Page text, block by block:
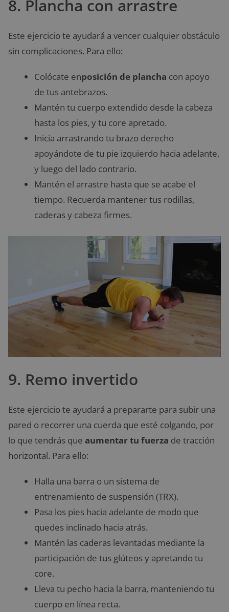
8. Plancha con arrastre
Este ejercicio te ayudará a vencer cualquier obstáculo
sin complicaciones. Para ello:
Colócate enposición de plancha con apoyo
de tus antebrazos.
Mantén tu cuerpo extendido desde la cabeza
hasta los pies, y tu core apretado.
Inicia arrastrando tu brazo derecho
apoyándote de tu pie izquierdo hacia adelante,
y luego del lado contrario.
Mantén el arrastre hasta que se acabe el
tiempo. Recuerda mantener tus rodillas,
caderas y cabeza firmes.
9. Remo invertido
Este ejercicio te ayudará a prepararte para subir una
pared o recorrer una cuerda que esté colgando, por
lo que tendrás que aumentar tu fuerza de tracción
horizontal. Para ello:
Halla una barra o un sistema de
entrenamiento de suspensión (TRX).
Pasa los pies hacia adelante de modo que
quedes inclinado hacia atrás.
Mantén las caderas levantadas mediante la
participación de tus glúteos y apretando tu
core.
Lleva tu pecho hacia la barra, manteniendo tu
cuerpo en línea recta.